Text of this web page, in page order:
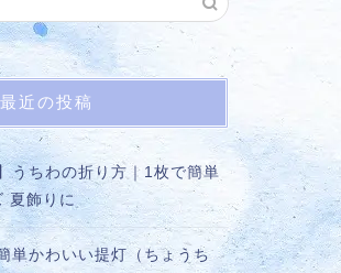
最近の投稿
うちわの折り方｜1枚で簡単
夏飾りに
単かわいい提灯（ちょうち